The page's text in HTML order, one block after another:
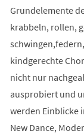
Grundelemente
krabbeln, rollen,
kindgerechte
nicht nur
ausprobiert und
werden Einblicke
New Dance,